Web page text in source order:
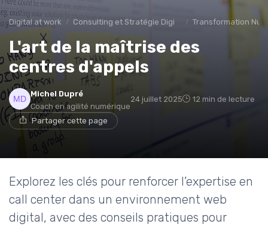
Digital at work Consulting et Stratégie Digitale Transformation
L'art de la maîtrise des
centres d'appels
Michel Dupré
Coach en agilité numérique
24 juillet 2025 12 min de lecture
Partager cette page
Explorez les clés pour renforcer l’expertise en
call center dans un environnement web
digital, avec des conseils pratiques pour